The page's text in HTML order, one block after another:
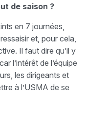
de saison ?
en 7 journées,
et, pour cela,
Il faut dire qu’il y
l’intérêt de l’équipe
les dirigeants et
à l’USMA de se